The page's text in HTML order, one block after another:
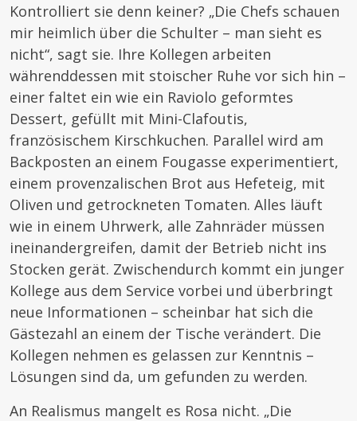
Kontrolliert sie denn keiner? „Die Chefs schauen
mir heimlich über die Schulter – man sieht es
nicht“, sagt sie. Ihre Kollegen arbeiten
währenddessen mit stoischer Ruhe vor sich hin –
einer faltet ein wie ein Raviolo geformtes
Dessert, gefüllt mit Mini-Clafoutis,
französischem Kirschkuchen. Parallel wird am
Backposten an einem Fougasse experimentiert,
einem provenzalischen Brot aus Hefeteig, mit
Oliven und getrockneten Tomaten. Alles läuft
wie in einem Uhrwerk, alle Zahnräder müssen
ineinandergreifen, damit der Betrieb nicht ins
Stocken gerät. Zwischendurch kommt ein junger
Kollege aus dem Service vorbei und überbringt
neue Informationen – scheinbar hat sich die
Gästezahl an einem der Tische verändert. Die
Kollegen nehmen es gelassen zur Kenntnis –
Lösungen sind da, um gefunden zu werden.
An Realismus mangelt es Rosa nicht. „Die